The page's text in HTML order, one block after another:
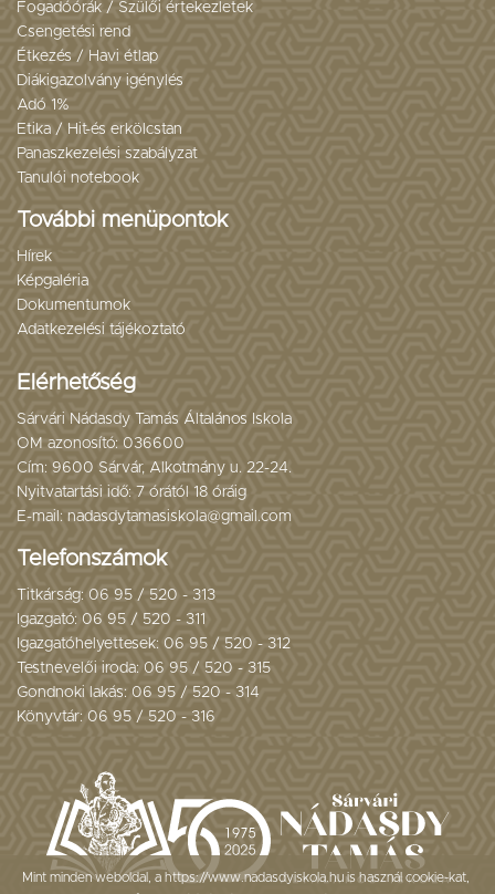
Fogadóórák / Szülői értekezletek
Csengetési rend
Étkezés / Havi étlap
Diákigazolvány igénylés
Adó 1%
Etika / Hit-és erkölcstan
Panaszkezelési szabályzat
Tanulói notebook
További menüpontok
Hírek
Képgaléria
Dokumentumok
Adatkezelési tájékoztató
Elérhetőség
Sárvári Nádasdy Tamás Általános Iskola
OM azonosító: 036600
Cím: 9600 Sárvár, Alkotmány u. 22-24.
Nyitvatartási idő: 7 órától 18 óráig
E-mail: nadasdytamasiskola@gmail.com
Telefonszámok
Titkárság: 06 95 / 520 - 313
Igazgató: 06 95 / 520 - 311
Igazgatóhelyettesek: 06 95 / 520 - 312
Testnevelői iroda: 06 95 / 520 - 315
Gondnoki lakás: 06 95 / 520 - 314
Könyvtár: 06 95 / 520 - 316
Mint minden weboldal, a https://www.nadasdyiskola.hu is használ cookie-kat,